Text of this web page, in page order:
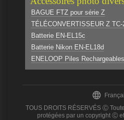
BAGUE FTZ pour série Z
TÉLÉCONVERTISSEUR Z TC-
Batterie EN-EL15c
Batterie Nikon EN-EL18d
ENELOOP Piles

TOUS DROITS RÉSERVÉS Ⓒ
protégées par un copyright Ⓒ